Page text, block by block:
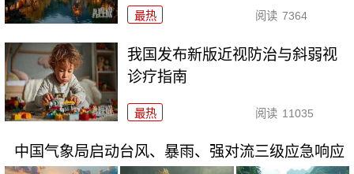
最热 阅读 7364
我国发布新版近视防治与斜弱视
诊疗指南
最热 阅读 11035
中国气象局启动台风、暴雨、强对流三级应急响应